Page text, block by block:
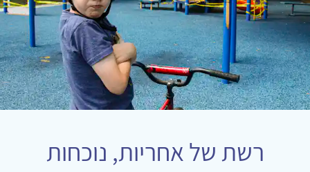
רשת של אחריות, נוכחות